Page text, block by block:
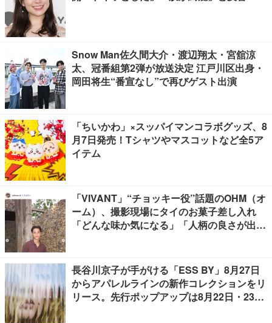
Snow Man佐久間大介・渡辺翔太・宮舘涼
太、冠番組第2弾が放送決定 江戸川区出身・
岡田将生“番宣なし”で再びゲスト出演
「ちいかわ」×スッパイマンコラボグッズ、8
月7日発売！Tシャツやマスコットなど全5ア
イテム
「VIVANT」“チョッキー役”話題のOHM（オ
ーム）、撮影現場にタイのお菓子差し入れ
「どんな味か気になる」「人柄の良さが出て
長谷川京子が手がける「ESS BY」8月27日
からアパレルラインの新作コレクションをリ
リース。先行ポップアップは8月22日・23日